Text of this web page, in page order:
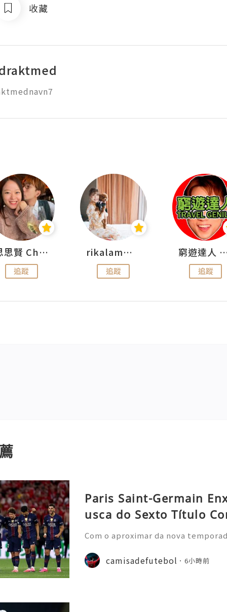
收藏
思思賢 ChillMyBabe
追蹤
rikalammm
追蹤
窮遊達人
追蹤
Paris Saint-Germain
usca do Sexto Título
Com o aproximar da nova
nstrou uma nova estratégia
ior estilo de gastos e
camisadefutebol 6小時前